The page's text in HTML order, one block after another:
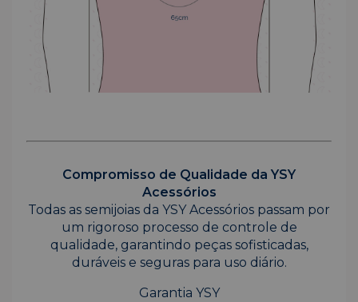
Compromisso de Qualidade da YSY
Acessórios
Todas as semijoias da YSY Acessórios passam por
um rigoroso processo de controle de
qualidade, garantindo peças sofisticadas,
duráveis e seguras para uso diário.
Garantia YSY